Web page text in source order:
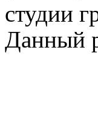
студии
Данный